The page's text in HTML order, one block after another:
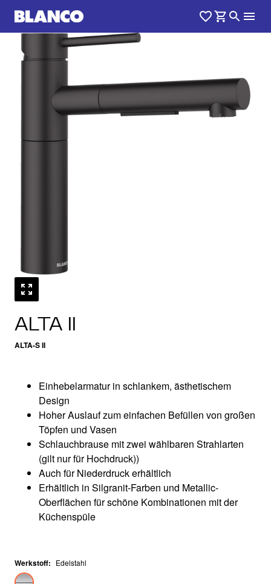
ALTA II
ALTA-S II
1
Einhebelarmatur in schlankem, ästhetischem
Design
Hoher Auslauf zum einfachen Befüllen von großen
Töpfen und Vasen
Schlauchbrause mit zwei wählbaren Strahlarten
(gilt nur für Hochdruck))
Auch für Niederdruck erhältlich
Erhältlich in Silgranit-Farben und Metallic-
Oberflächen für schöne Kombinationen mit der
Küchenspüle
Werkstoff: Edelstahl